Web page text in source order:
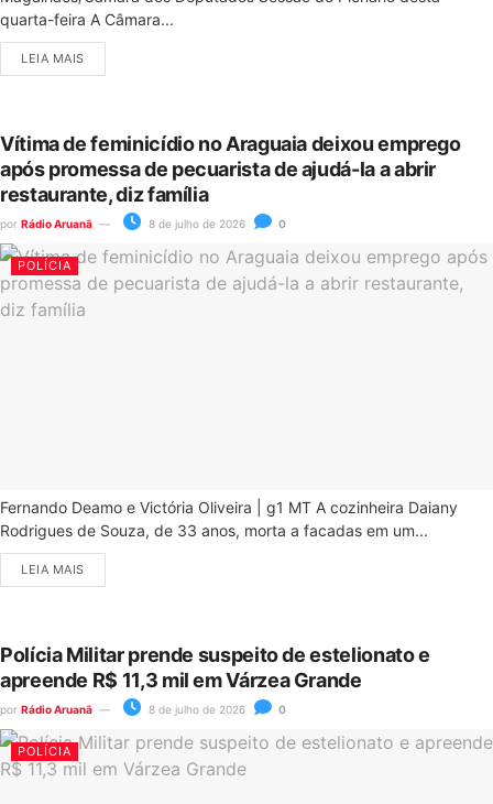
quarta-feira A Câmara...
LEIA MAIS
Vítima de feminicídio no Araguaia deixou emprego
após promessa de pecuarista de ajudá-la a abrir
restaurante, diz família
por Rádio Aruanã 8 de julho de 2026 0
POLÍCIA
Fernando Deamo e Victória Oliveira | g1 MT A cozinheira Daiany
Rodrigues de Souza, de 33 anos, morta a facadas em um...
LEIA MAIS
Polícia Militar prende suspeito de estelionato e
apreende R$ 11,3 mil em Várzea Grande
por Rádio Aruanã 8 de julho de 2026 0
POLÍCIA